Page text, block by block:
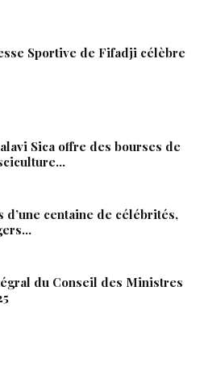
Sportive de Fifadji célèbre
Sica offre des bourses de
d’une centaine de célébrités,
du Conseil des Ministres